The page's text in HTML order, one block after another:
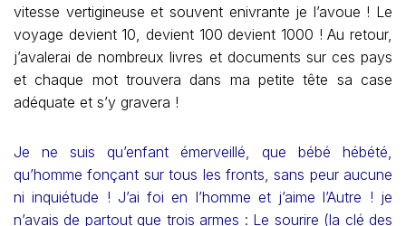
vitesse vertigineuse et souvent enivrante je l’avoue ! Le
voyage devient 10, devient 100 devient 1000 ! Au retour,
j’avalerai de nombreux livres et documents sur ces pays
et chaque mot trouvera dans ma petite tête sa case
adéquate et s’y gravera !
Je ne suis qu’enfant émerveillé, que bébé hébété,
qu’homme fonçant sur tous les fronts, sans peur aucune
ni inquiétude ! J’ai foi en l’homme et j’aime l’Autre ! je
n’avais de partout que trois armes : Le sourire (la clé des